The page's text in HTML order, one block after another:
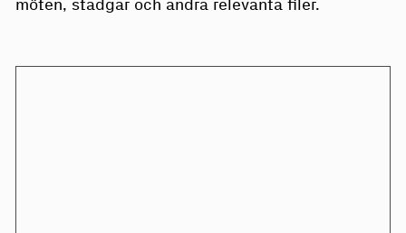
möten, stadgar och andra relevanta filer.